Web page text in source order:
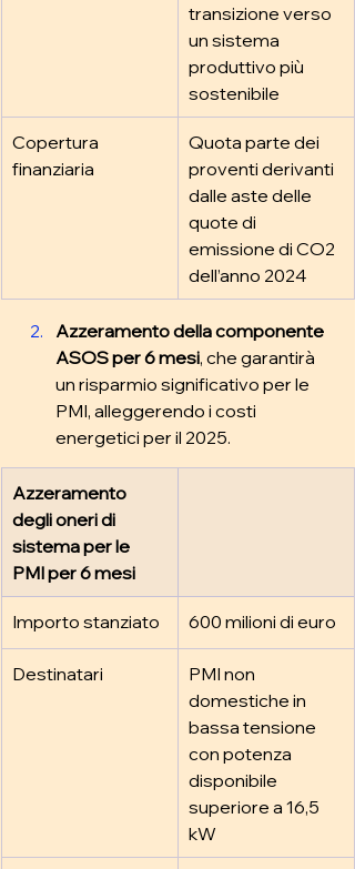
transizione verso
un sistema
produttivo più
sostenibile
Copertura
finanziaria
Quota parte dei
proventi derivanti
dalle aste delle
quote di
emissione di CO2
dell’anno 2024
Azzeramento della componente
ASOS per 6 mesi, che garantirà
un risparmio significativo per le
PMI, alleggerendo i costi
energetici per il 2025.
Azzeramento
degli oneri di
sistema per le
PMI per 6 mesi
Importo stanziato 600 milioni di euro
Destinatari
PMI non
domestiche in
bassa tensione
con potenza
disponibile
superiore a 16,5
kW